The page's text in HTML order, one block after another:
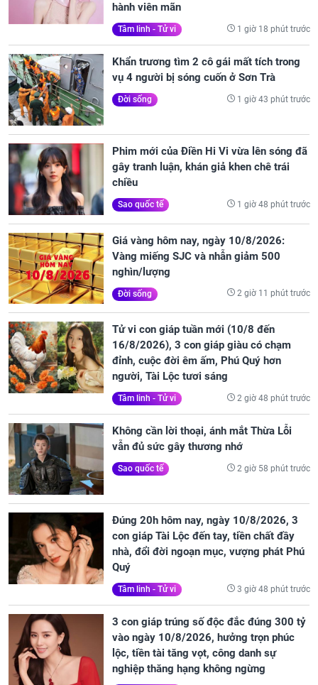
hành viên mãn
Tâm linh - Tử vi 1 giờ 18 phút trước
Khẩn trương tìm 2 cô gái mất tích trong
vụ 4 người bị sóng cuốn ở Sơn Trà
Đời sống 1 giờ 43 phút trước
Phim mới của Điền Hi Vi vừa lên sóng đã
gây tranh luận, khán giả khen chê trái
chiều
Sao quốc tế 1 giờ 48 phút trước
Giá vàng hôm nay, ngày 10/8/2026:
Vàng miếng SJC và nhẫn giảm 500
nghìn/lượng
Đời sống 2 giờ 11 phút trước
Tử vi con giáp tuần mới (10/8 đến
16/8/2026), 3 con giáp giàu có chạm
đỉnh, cuộc đời êm ấm, Phú Quý hơn
người, Tài Lộc tươi sáng
Tâm linh - Tử vi 2 giờ 48 phút trước
Không cần lời thoại, ánh mắt Thừa Lỗi
vẫn đủ sức gây thương nhớ
Sao quốc tế 2 giờ 58 phút trước
Đúng 20h hôm nay, ngày 10/8/2026, 3
con giáp Tài Lộc đến tay, tiền chất đầy
nhà, đổi đời ngoạn mục, vượng phát Phú
Quý
Tâm linh - Tử vi 3 giờ 48 phút trước
3 con giáp trúng số độc đắc đúng 300 tỷ
vào ngày 10/8/2026, hưởng trọn phúc
lộc, tiền tài tăng vọt, công danh sự
nghiệp thăng hạng không ngừng